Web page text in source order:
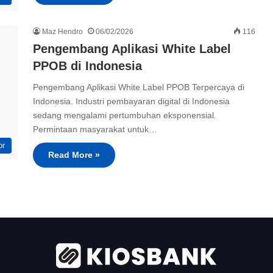
Maz Hendro 06/02/2026 116
Pengembang Aplikasi White Label
PPOB di Indonesia
Pengembang Aplikasi White Label PPOB Terpercaya di
Indonesia. Industri pembayaran digital di Indonesia
sedang mengalami pertumbuhan eksponensial.
Permintaan masyarakat untuk…
Read More »